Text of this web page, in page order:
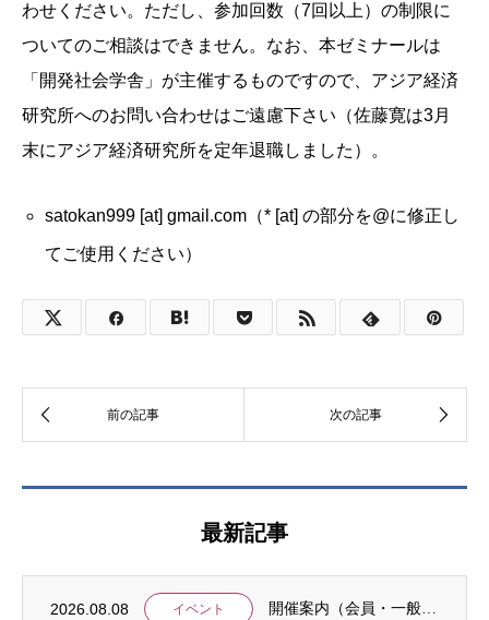
わせください。ただし、参加回数（7回以上）の制限に
ついてのご相談はできません。なお、本ゼミナールは
「開発社会学舎」が主催するものですので、アジア経済
研究所へのお問い合わせはご遠慮下さい（佐藤寛は3月
末にアジア経済研究所を定年退職しました）。
satokan999 [at] gmail.com（* [at] の部分を@に修正し
てご使用ください）
最新記事
2026.08.08 イベント 開催案内（会員・一般）：IDCJ統計分析ワークショップ「応用4コース」と「Stataに...